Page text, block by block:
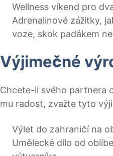
Wellness víkend pro
Adrenalinové zážitky,
voze, skok padákem
Výjimečné
Chcete-li svého partnera
mu radost, zvažte tyto
Výlet do zahraničí na
Umělecké dílo od